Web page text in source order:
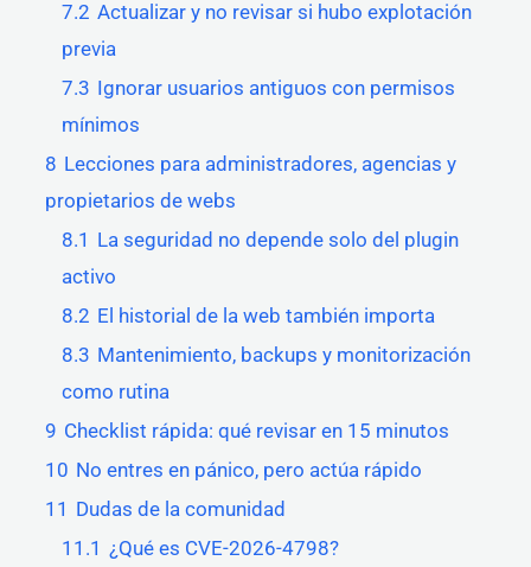
7.2 Actualizar y no revisar si hubo explotación
previa
7.3 Ignorar usuarios antiguos con permisos
mínimos
8 Lecciones para administradores, agencias y
propietarios de webs
8.1 La seguridad no depende solo del plugin
activo
8.2 El historial de la web también importa
8.3 Mantenimiento, backups y monitorización
como rutina
9 Checklist rápida: qué revisar en 15 minutos
10 No entres en pánico, pero actúa rápido
11 Dudas de la comunidad
11.1 ¿Qué es CVE-2026-4798?